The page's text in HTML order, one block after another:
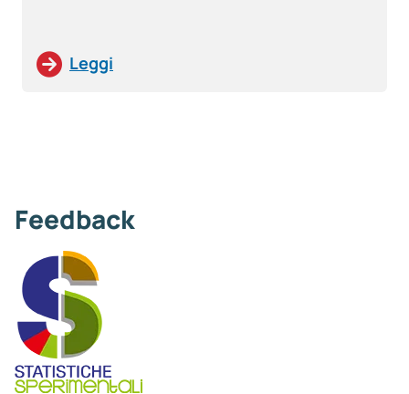
Feedback
Leggi